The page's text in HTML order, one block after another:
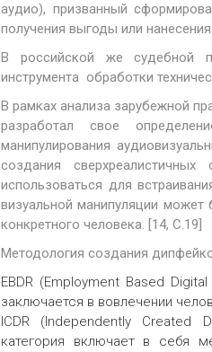
аудио), призванный
получения выгоды или
В российской же судебной
инструмента обработки
В рамках анализа зарубежной
разработал свое
манипулирования
создания
использоваться для
визуальной манипуляции
конкретного человека. [14, С.19]
Методология создания
EBDR (Employment Based
заключается в вовлечении
ICDR (Independently Created
категория включает в себя